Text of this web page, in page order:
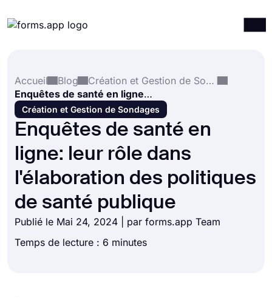
Intégrations
Modèles
Ressources
Tarification
Accueil
Blog
Création et Gestion de Sondages
Enquêtes de santé en ligne: leur rôle dans l'élaboration des politiques de santé publique
Création et Gestion de Sondages
Enquêtes de santé en
ligne: leur rôle dans
l'élaboration des politiques
de santé publique
Publié le Mai 24, 2024 | par forms.app Team
Temps de lecture : 6 minutes